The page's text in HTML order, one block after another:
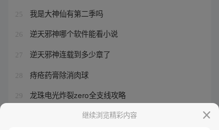
25 我是大神仙有第二季吗
26 逆天邪神哪个软件能看小说
27 逆天邪神连载到多少章了
28 痔疮药膏除消肉球
29 龙珠电光炸裂zero全支线攻略
肤清乐多少钱一盒继续浏览精彩内容